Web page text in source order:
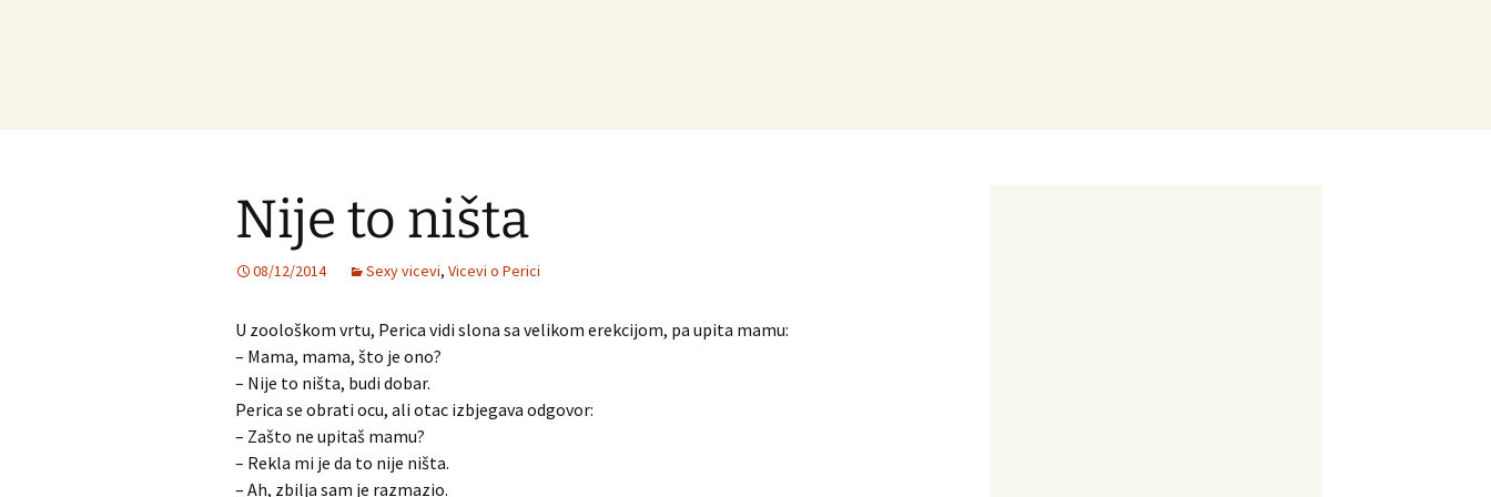
Nije to ništa
08/12/2014 Sexy vicevi, Vicevi o Perici
U zoološkom vrtu, Perica vidi slona sa velikom erekcijom, pa upita mamu:
– Mama, mama, što je ono?
– Nije to ništa, budi dobar.
Perica se obrati ocu, ali otac izbjegava odgovor:
– Zašto ne upitaš mamu?
– Rekla mi je da to nije ništa.
– Ah, zbilja sam je razmazio.